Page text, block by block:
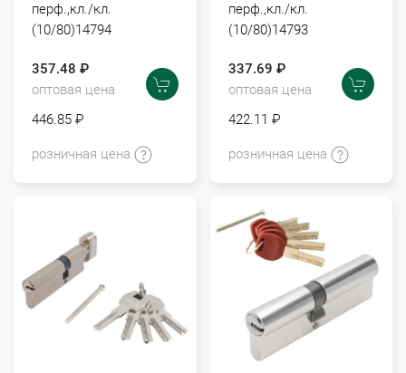
перф.,кл./кл.
(10/80)14794
357.48 ₽
оптовая цена
446.85 ₽
розничная цена
перф.,кл./кл.
(10/80)14793
337.69 ₽
оптовая цена
422.11 ₽
розничная цена